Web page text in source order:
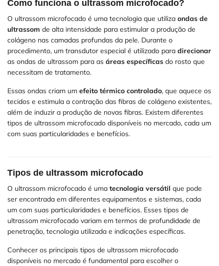
Como funciona o ultrassom microfocado?
O ultrassom microfocado é uma tecnologia que utiliza ondas de
ultrassom de alta intensidade para estimular a produção de
colágeno nas camadas profundas da pele. Durante o
procedimento, um transdutor especial é utilizado para direcionar
as ondas de ultrassom para as áreas específicas do rosto que
necessitam de tratamento.
Essas ondas criam um efeito térmico controlado, que aquece os
tecidos e estimula a contração das fibras de colágeno existentes,
além de induzir a produção de novas fibras. Existem diferentes
tipos de ultrassom microfocado disponíveis no mercado, cada um
com suas particularidades e benefícios.
Tipos de ultrassom microfocado
O ultrassom microfocado é uma tecnologia versátil que pode
ser encontrada em diferentes equipamentos e sistemas, cada
um com suas particularidades e benefícios. Esses tipos de
ultrassom microfocado variam em termos de profundidade de
penetração, tecnologia utilizada e indicações específicas.
Conhecer os principais tipos de ultrassom microfocado
disponíveis no mercado é fundamental para escolher o